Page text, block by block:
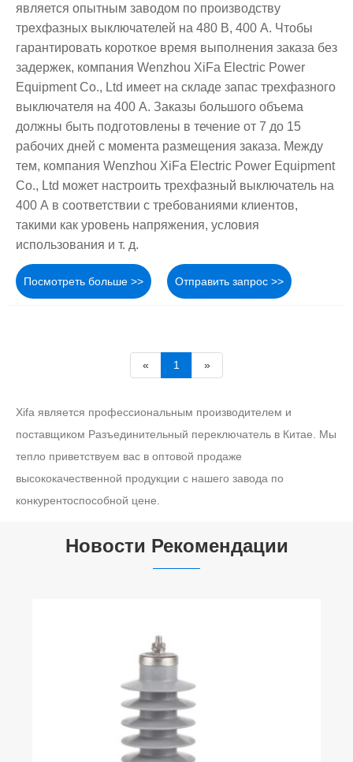
является опытным заводом по производству
трехфазных выключателей на 480 В, 400 А. Чтобы
гарантировать короткое время выполнения заказа без
задержек, компания Wenzhou XiFa Electric Power
Equipment Co., Ltd имеет на складе запас трехфазного
выключателя на 400 А. Заказы большого объема
должны быть подготовлены в течение от 7 до 15
рабочих дней с момента размещения заказа. Между
тем, компания Wenzhou XiFa Electric Power Equipment
Co., Ltd может настроить трехфазный выключатель на
400 А в соответствии с требованиями клиентов,
такими как уровень напряжения, условия
использования и т. д.
Посмотреть больше >> Отправить запрос >>
« 1 »
Xifa является профессиональным производителем и
поставщиком Разъединительный переключатель в Китае. Мы
тепло приветствуем вас в оптовой продаже
высококачественной продукции с нашего завода по
конкурентоспособной цене.
Новости Рекомендации
Как работают вакуумные выключатели
Посмотреть больше >>